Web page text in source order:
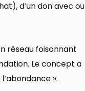
d’un don avec ou
réseau foisonnant
Le concept a
».